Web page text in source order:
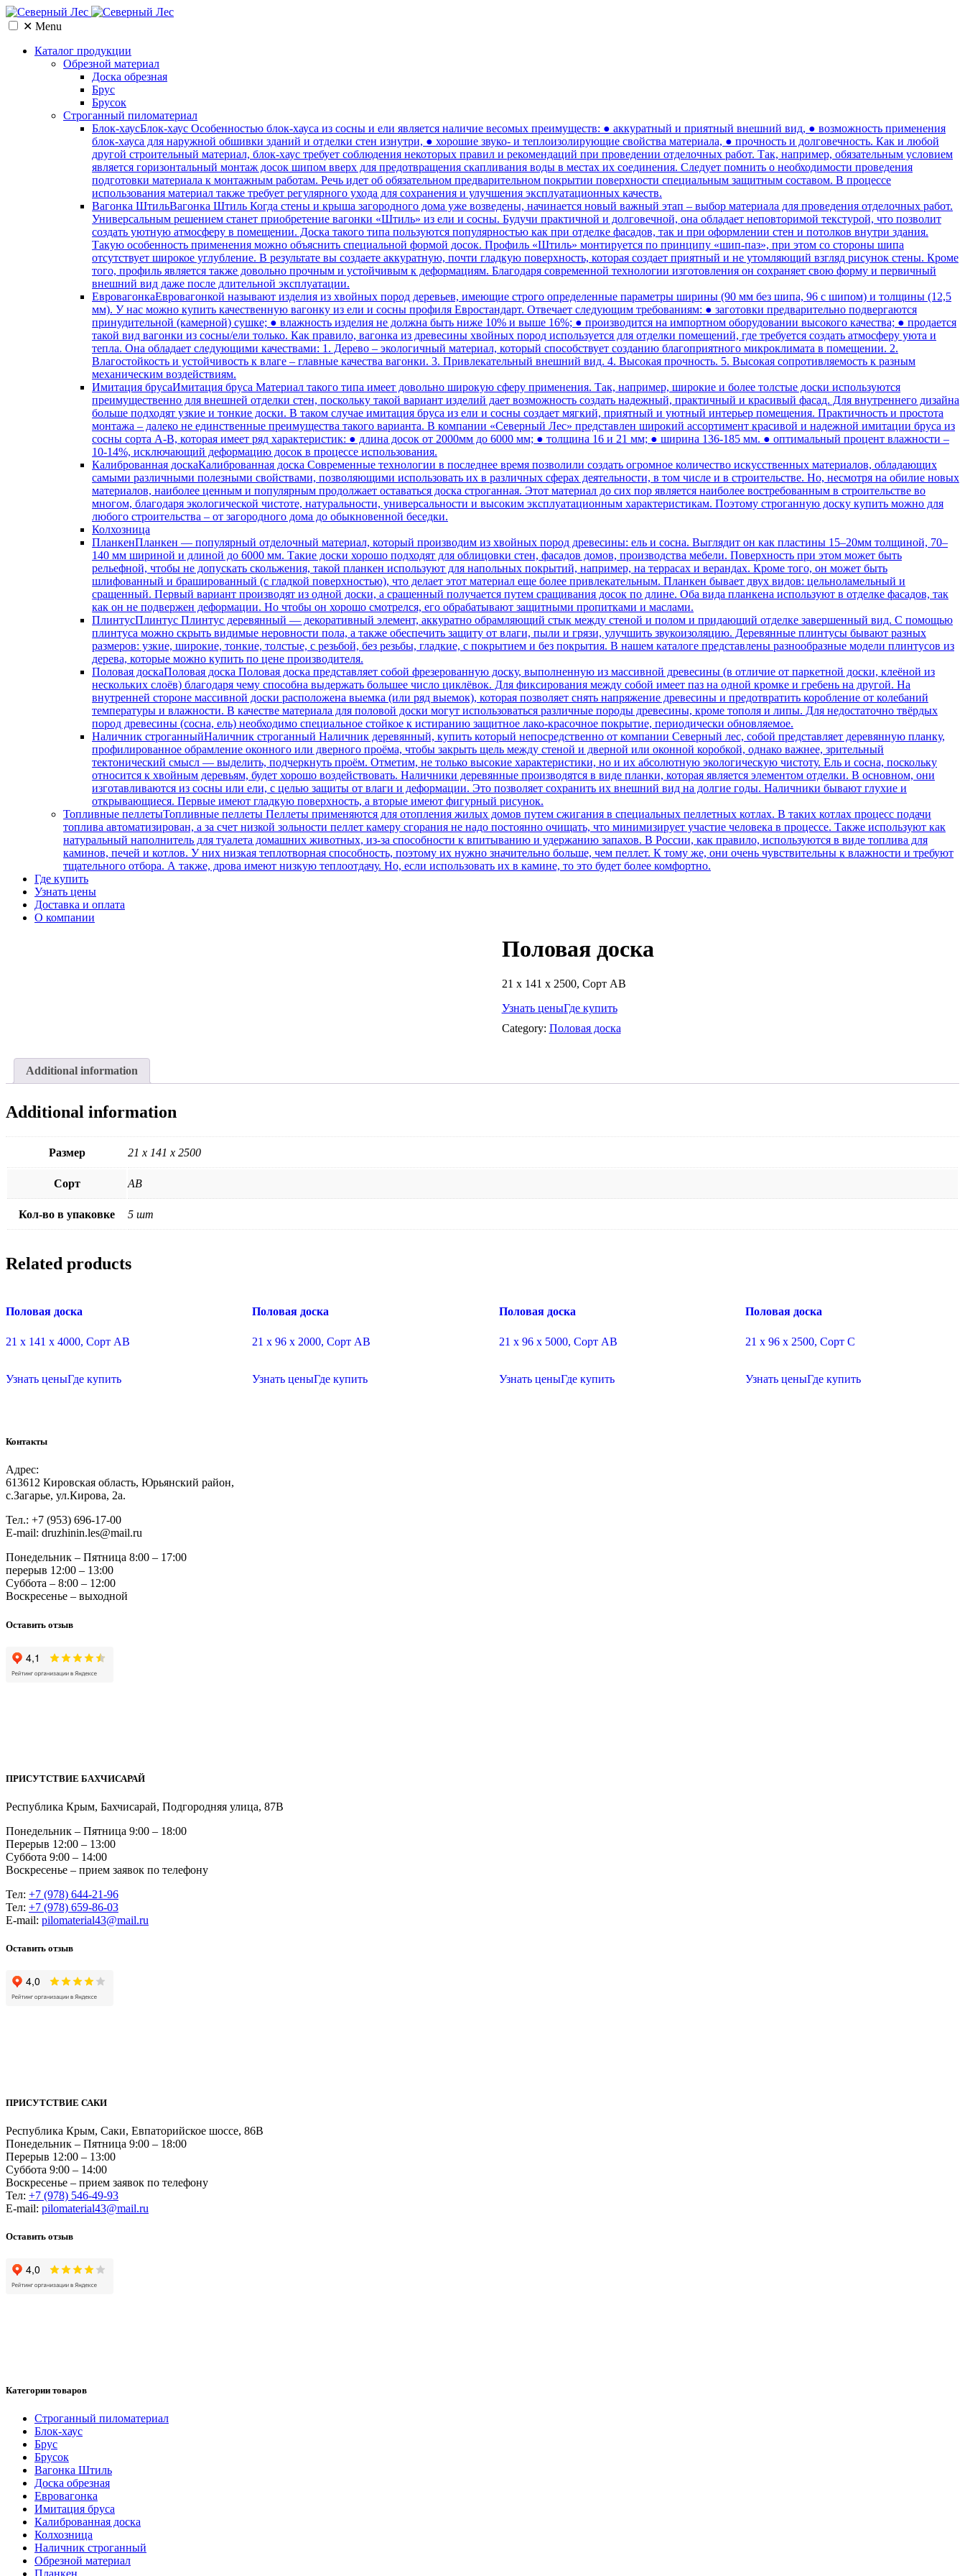
✕ Menu
Каталог продукции
Обрезной материал
Доска обрезная
Брус
Брусок
Cтроганный пиломатериал
Блок-хаусБлок-хаус Особенностью блок-хауса из сосны и ели является наличие весомых преимуществ: ● аккуратный и приятный внешний вид, ● возможность применения
блок-хауса для наружной обшивки зданий и отделки стен изнутри, ● хорошие звуко- и теплоизолирующие свойства материала, ● прочность и долговечность. Как и любой
другой строительный материал, блок-хаус требует соблюдения некоторых правил и рекомендаций при проведении отделочных работ. Так, например, обязательным условием
является горизонтальный монтаж досок шипом вверх для предотвращения скапливания воды в местах их соединения. Следует помнить о необходимости проведения
подготовки материала к монтажным работам. Речь идет об обязательном предварительном покрытии поверхности специальным защитным составом. В процессе
использования материал также требует регулярного ухода для сохранения и улучшения эксплуатационных качеств.
Вагонка ШтильВагонка Штиль Когда стены и крыша загородного дома уже возведены, начинается новый важный этап – выбор материала для проведения отделочных работ.
Универсальным решением станет приобретение вагонки «Штиль» из ели и сосны. Будучи практичной и долговечной, она обладает неповторимой текстурой, что позволит
создать уютную атмосферу в помещении. Доска такого типа пользуются популярностью как при отделке фасадов, так и при оформлении стен и потолков внутри здания.
Такую особенность применения можно объяснить специальной формой досок. Профиль «Штиль» монтируется по принципу «шип-паз», при этом со стороны шипа
отсутствует широкое углубление. В результате вы создаете аккуратную, почти гладкую поверхность, которая создает приятный и не утомляющий взгляд рисунок стены. Кроме
того, профиль является также довольно прочным и устойчивым к деформациям. Благодаря современной технологии изготовления он сохраняет свою форму и первичный
внешний вид даже после длительной эксплуатации.
ЕвровагонкаЕвровагонкой называют изделия из хвойных пород деревьев, имеющие строго определенные параметры ширины (90 мм без шипа, 96 с шипом) и толщины (12,5
мм). У нас можно купить качественную вагонку из ели и сосны профиля Евростандарт. Отвечает следующим требованиям: ● заготовки предварительно подвергаются
принудительной (камерной) сушке; ● влажность изделия не должна быть ниже 10% и выше 16%; ● производится на импортном оборудовании высокого качества; ● продается
такой вид вагонки из сосны/ели только. Как правило, вагонка из древесины хвойных пород используется для отделки помещений, где требуется создать атмосферу уюта и
тепла. Она обладает следующими качествами: 1. Дерево – экологичный материал, который способствует созданию благоприятного микроклимата в помещении. 2.
Влагостойкость и устойчивость к влаге – главные качества вагонки. 3. Привлекательный внешний вид. 4. Высокая прочность. 5. Высокая сопротивляемость к разным
механическим воздействиям.
Имитация брусаИмитация бруса Материал такого типа имеет довольно широкую сферу применения. Так, например, широкие и более толстые доски используются
преимущественно для внешней отделки стен, поскольку такой вариант изделий дает возможность создать надежный, практичный и красивый фасад. Для внутреннего дизайна
больше подходят узкие и тонкие доски. В таком случае имитация бруса из ели и сосны создает мягкий, приятный и уютный интерьер помещения. Практичность и простота
монтажа – далеко не единственные преимущества такого варианта. В компании «Северный Лес» представлен широкий ассортимент красивой и надежной имитации бруса из
сосны сорта А-В, которая имеет ряд характеристик: ● длина досок от 2000мм до 6000 мм; ● толщина 16 и 21 мм; ● ширина 136-185 мм. ● оптимальный процент влажности –
10-14%, исключающий деформацию досок в процессе использования.
Калиброванная доскаКалиброванная доска Современные технологии в последнее время позволили создать огромное количество искусственных материалов, обладающих
самыми различными полезными свойствами, позволяющими использовать их в различных сферах деятельности, в том числе и в строительстве. Но, несмотря на обилие новых
материалов, наиболее ценным и популярным продолжает оставаться доска строганная. Этот материал до сих пор является наиболее востребованным в строительстве во
многом, благодаря экологической чистоте, натуральности, универсальности и высоким эксплуатационным характеристикам. Поэтому строганную доску купить можно для
любого строительства – от загородного дома до обыкновенной беседки.
Колхозница
ПланкенПланкен — популярный отделочный материал, который производим из хвойных пород древесины: ель и сосна. Выглядит он как пластины 15–20мм толщиной, 70–
140 мм шириной и длиной до 6000 мм. Такие доски хорошо подходят для облицовки стен, фасадов домов, производства мебели. Поверхность при этом может быть
рельефной, чтобы не допускать скольжения, такой планкен используют для напольных покрытий, например, на террасах и верандах. Кроме того, он может быть
шлифованный и брашированный (с гладкой поверхностью), что делает этот материал еще более привлекательным. Планкен бывает двух видов: цельноламельный и
сращенный. Первый вариант производят из одной доски, а сращенный получается путем сращивания досок по длине. Оба вида планкена используют в отделке фасадов, так
как он не подвержен деформации. Но чтобы он хорошо смотрелся, его обрабатывают защитными пропитками и маслами.
ПлинтусПлинтус Плинтус деревянный — декоративный элемент, аккуратно обрамляющий стык между стеной и полом и придающий отделке завершенный вид. С помощью
плинтуса можно скрыть видимые неровности пола, а также обеспечить защиту от влаги, пыли и грязи, улучшить звукоизоляцию. Деревянные плинтусы бывают разных
размеров: узкие, широкие, тонкие, толстые, с резьбой, без резьбы, гладкие, с покрытием и без покрытия. В нашем каталоге представлены разнообразные модели плинтусов из
дерева, которые можно купить по цене производителя.
Половая доскаПоловая доска Половая доска представляет собой фрезерованную доску, выполненную из массивной древесины (в отличие от паркетной доски, клеёной из
нескольких слоёв) благодаря чему способна выдержать большее число циклёвок. Для фиксирования между собой имеет паз на одной кромке и гребень на другой. На
внутренней стороне массивной доски расположена выемка (или ряд выемок), которая позволяет снять напряжение древесины и предотвратить коробление от колебаний
температуры и влажности. В качестве материала для половой доски могут использоваться различные породы древесины, кроме тополя и липы. Для недостаточно твёрдых
пород древесины (сосна, ель) необходимо специальное стойкое к истиранию защитное лако-красочное покрытие, периодически обновляемое.
Наличник строганныйНаличник строганный Наличник деревянный, купить который непосредственно от компании Северный лес, собой представляет деревянную планку,
профилированное обрамление оконного или дверного проёма, чтобы закрыть щель между стеной и дверной или оконной коробкой, однако важнее, зрительный
тектонический смысл — выделить, подчеркнуть проём. Отметим, не только высокие характеристики, но и их абсолютную экологическую чистоту. Ель и сосна, поскольку
относится к хвойным деревьям, будет хорошо воздействовать. Наличники деревянные производятся в виде планки, которая является элементом отделки. В основном, они
изготавливаются из сосны или ели, с целью защиты от влаги и деформации. Это позволяет сохранить их внешний вид на долгие годы. Наличники бывают глухие и
открывающиеся. Первые имеют гладкую поверхность, а вторые имеют фигурный рисунок.
Топливные пеллетыТопливные пеллеты Пеллеты применяются для отопления жилых домов путем сжигания в специальных пеллетных котлах. В таких котлах процесс подачи
топлива автоматизирован, а за счет низкой зольности пеллет камеру сгорания не надо постоянно очищать, что минимизирует участие человека в процессе. Также используют как
натуральный наполнитель для туалета домашних животных, из-за способности к впитыванию и удержанию запахов. В России, как правило, используются в виде топлива для
каминов, печей и котлов. У них низкая теплотворная способность, поэтому их нужно значительно больше, чем пеллет. К тому же, они очень чувствительны к влажности и требуют
тщательного отбора. А также, дрова имеют низкую теплоотдачу. Но, если использовать их в камине, то это будет более комфортно.
Где купить
Узнать цены
Доставка и оплата
О компании
Половая доска
21 х 141 х 2500, Сорт АВ
Узнать ценыГде купить
Category: Половая доска
Additional information
Additional information
Размер 21 х 141 х 2500
Сорт АВ
Кол-во в упаковке 5 шт
Related products
Половая доска
21 х 141 х 4000, Сорт АВ
Узнать ценыГде купить
Половая доска
21 х 96 х 2000, Сорт АВ
Узнать ценыГде купить
Половая доска
21 х 96 х 5000, Сорт АВ
Узнать ценыГде купить
Половая доска
21 х 96 х 2500, Сорт C
Узнать ценыГде купить
Контакты
Адрес:
613612 Кировская область, Юрьянский район,
с.Загарье, ул.Кирова, 2а.
Тел.: +7 (953) 696-17-00
Е-mail: druzhinin.les@mail.ru
Понедельник – Пятница 8:00 – 17:00
перерыв 12:00 – 13:00
Суббота – 8:00 – 12:00
Воскресенье – выходной
Оставить отзыв
ПРИСУТСТВИЕ БАХЧИСАРАЙ
Республика Крым, Бахчисарай, Подгородняя улица, 87В
Понедельник – Пятница 9:00 – 18:00
Перерыв 12:00 – 13:00
Суббота 9:00 – 14:00
Воскресенье – прием заявок по телефону
Тел: +7 (978) 644-21-96
Тел: +7 (978) 659-86-03
Е-mail: pilomaterial43@mail.ru
Оставить отзыв
ПРИСУТСТВИЕ САКИ
Республика Крым, Саки, Евпаторийское шоссе, 86В
Понедельник – Пятница 9:00 – 18:00
Перерыв 12:00 – 13:00
Суббота 9:00 – 14:00
Воскресенье – прием заявок по телефону
Тел: +7 (978) 546-49-93
Е-mail: pilomaterial43@mail.ru
Оставить отзыв
Категории товаров
Cтроганный пиломатериал
Блок-хаус
Брус
Брусок
Вагонка Штиль
Доска обрезная
Евровагонка
Имитация бруса
Калиброванная доска
Колхозница
Наличник строганный
Обрезной материал